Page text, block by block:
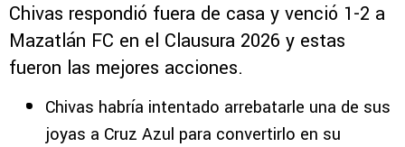
Chivas respondió fuera de casa y venció 1-2 a
Mazatlán FC en el Clausura 2026 y estas
fueron las mejores acciones.
Chivas habría intentado arrebatarle una de sus
joyas a Cruz Azul para convertirlo en su